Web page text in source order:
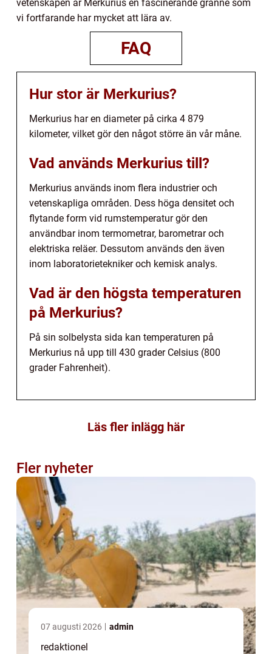
vetenskapen är Merkurius en fascinerande granne som
vi fortfarande har mycket att lära av.
FAQ
Hur stor är Merkurius?
Merkurius har en diameter på cirka 4 879
kilometer, vilket gör den något större än vår måne.
Vad används Merkurius till?
Merkurius används inom flera industrier och
vetenskapliga områden. Dess höga densitet och
flytande form vid rumstemperatur gör den
användbar inom termometrar, barometrar och
elektriska reläer. Dessutom används den även
inom laboratorietekniker och kemisk analys.
Vad är den högsta temperaturen
på Merkurius?
På sin solbelysta sida kan temperaturen på
Merkurius nå upp till 430 grader Celsius (800
grader Fahrenheit).
Läs fler inlägg här
Fler nyheter
07 augusti 2026 admin
redaktionel